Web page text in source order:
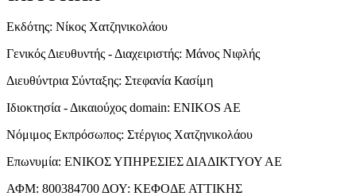
Εκδότης: Νίκος Χατζηνικολάου
Γενικός Διευθυντής - Διαχειριστής: Μάνος Νιφλής
Διευθύντρια Σύνταξης: Στεφανία Κασίμη
Ιδιοκτησία - Δικαιούχος domain: ENIKOS AE
Νόμιμος Εκπρόσωπος: Στέργιος Χατζηνικολάου
Επωνυμία: ΕΝΙΚΟΣ ΥΠΗΡΕΣΙΕΣ ΔΙΑΔΙΚΤΥΟΥ ΑΕ
ΑΦΜ: 800384700 ΔΟΥ: ΚΕΦΟΔΕ ΑΤΤΙΚΗΣ